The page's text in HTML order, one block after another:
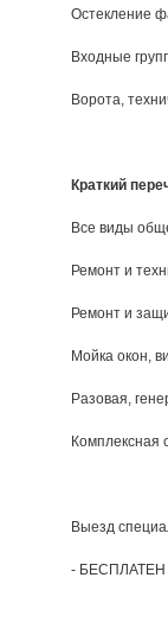
Остекление
Входные
Ворота,
Краткий
Все виды
Ремонт и
Ремонт и
Мойка окон,
Разовая,
Комплексная
Выезд
- БЕСПЛАТЕН